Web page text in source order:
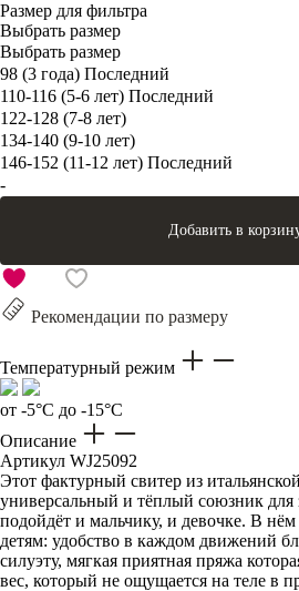
Размер для фильтра
Выбрать размер
Выбрать размер
98 (3 года) Последний
110-116 (5-6 лет) Последний
122-128 (7-8 лет)
134-140 (9-10 лет)
146-152 (11-12 лет) Последний
-
Добавить в
Рекомендации по размеру
Температурный режим
от -5°C до -15°C
Описание
Артикул WJ25092
Этот фактурный свитер из
универсальный и тёплый союзник
подойдёт и мальчику, и девочке. В нём
детям: удобство в каждом движений
силуэту, мягкая приятная пряжа
вес, который не ощущается на теле в